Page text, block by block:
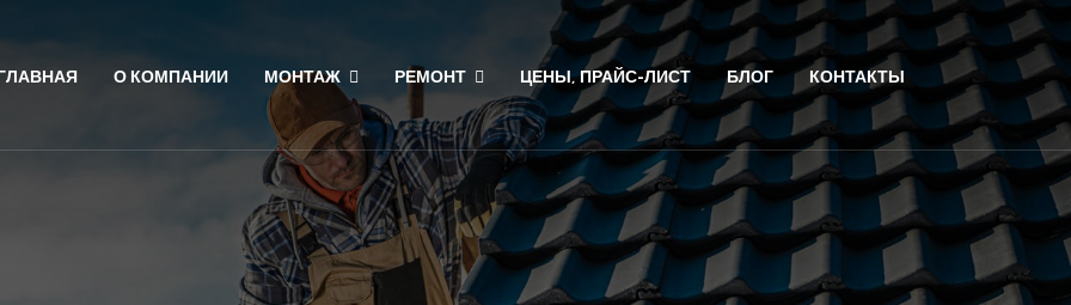
О КОМПАНИИ МОНТАЖ РЕМОНТ ЦЕНЫ, ПРАЙС-ЛИСТ БЛОГ КОНТАКТЫ